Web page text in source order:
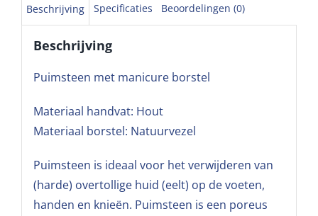
Beschrijving Specificaties Beoordelingen (0)
Beschrijving
Puimsteen met manicure borstel
Materiaal handvat: Hout
Materiaal borstel: Natuurvezel
Puimsteen is ideaal voor het verwijderen van
(harde) overtollige huid (eelt) op de voeten,
handen en knieën. Puimsteen is een poreus